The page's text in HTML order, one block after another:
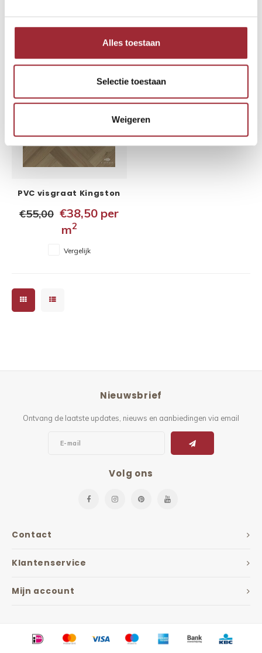
Alles toestaan
Selectie toestaan
Weigeren
€49,50 €35,00per
m2
€49,50 €35,00per
m2
PVC visgraat Kingston
€55,00 €38,50 per
m2
Vergelijk
Contact
Nieuwsbrief
Ontvang de laatste updates, nieuws en aanbiedingen via email
Volg ons
Klantenservice
Mijn account